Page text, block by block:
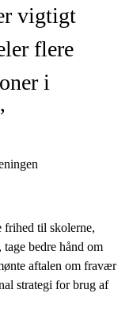
vigtigt
flere
i
frihed til skolerne,
bedre hånd om
aftalen om fravær
strategi for brug af